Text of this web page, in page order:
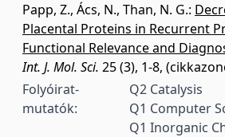
Papp, Z., Ács, N., Than, N. G.:
Placental Proteins in Recurrent
Functional Relevance and
Int. J. Mol. Sci. 25 (3), 1-8,
Folyóirat-
mutatók:
Q2 Catalysis
Q1 Computer
Q1 Inorganic